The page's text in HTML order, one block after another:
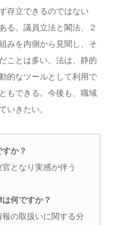
存立できるのではない
る。議員立法と閣法、２
みを内側から見聞し、そ
ことは多い。法は、静的
的なツールとして利用で
もできる。今後も、職域
いきたい。
か？
となり実感が伴う
何ですか？
の取扱いに関する分